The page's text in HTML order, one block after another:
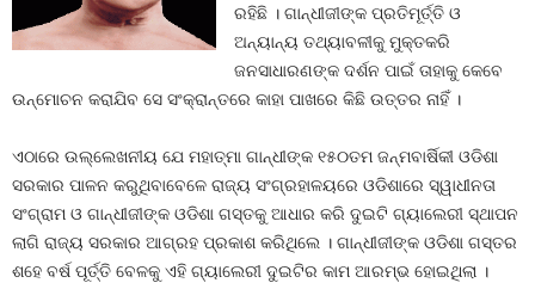
ରହିଛି । ଗାନ୍ଧୀଜୀଙ୍କ ପ୍ରତିମୂର୍ତ୍ତି ଓ
ଅନ୍ୟାନ୍ୟ ତଥ୍ୟାବଳୀକୁ ମୁକ୍ତକରି
ଜନସାଧାରଣଙ୍କ ଦର୍ଶନ ପାଇଁ ତାହାକୁ କେବେ
ଉନ୍ମୋଚନ କରାଯିବ ସେ ସଂକ୍ରାନ୍ତରେ କାହା ପାଖରେ କିଛି ଉତ୍ତର ନାହିଁ ।
ଏଠାରେ ଉଲ୍ଲେଖନୀୟ ଯେ ମହାତ୍ମା ଗାନ୍ଧୀଙ୍କ ୧୫୦ତମ ଜନ୍ମବାର୍ଷିକୀ ଓଡିଶା
ସରକାର ପାଳନ କରୁଥିବାବେଳେ ରାଜ୍ୟ ସଂଗ୍ରହାଳୟରେ ଓଡିଶାରେ ସ୍ୱାଧୀନତା
ସଂଗ୍ରାମ ଓ ଗାନ୍ଧୀଜୀଙ୍କ ଓଡିଶା ଗସ୍ତକୁ ଆଧାର କରି ଦୁଇଟି ଗ୍ୟାଲେରୀ ସ୍ଥାପନ
ଲାଗି ରାଜ୍ୟ ସରକାର ଆଗ୍ରହ ପ୍ରକାଶ କରିଥିଲେ । ଗାନ୍ଧୀଜୀଙ୍କ ଓଡିଶା ଗସ୍ତର
ଶହେ ବର୍ଷ ପୂର୍ତ୍ତି ବେଳକୁ ଏହି ଗ୍ୟାଲେରୀ ଦୁଇଟିର କାମ ଆରମ୍ଭ ହୋଇଥିଲା ।